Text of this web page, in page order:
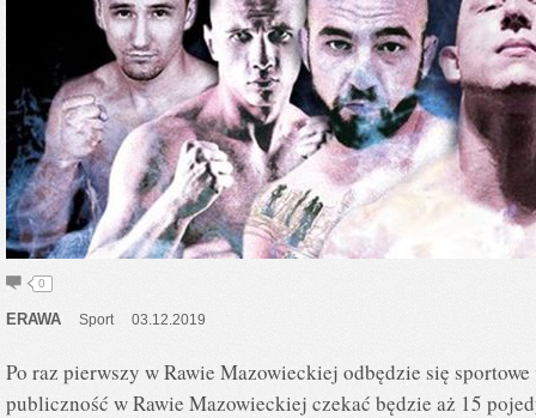
0
ERAWA Sport 03.12.2019
Po raz pierwszy w Rawie Mazowieckiej odbędzie się
publiczność w Rawie Mazowieckiej czekać będzie aż 15